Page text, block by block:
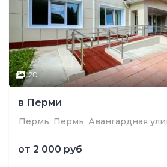
20
в Перми
Пермь, Пермь, Авангардная
от 2 000 руб